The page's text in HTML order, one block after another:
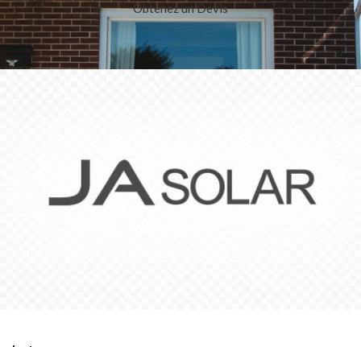
Obtenez un Devis